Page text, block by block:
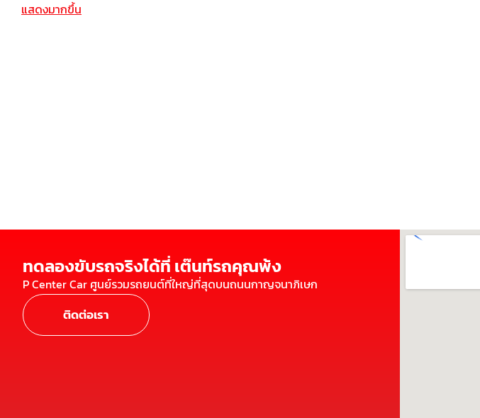
แสดงมากขึ้น
ทดลองขับรถจริงได้ที่ เต๊นท์รถคุณพ้ง
P Center Car ศูนย์รวมรถยนต์ที่ใหญ่ที่สุดบนถนนกาญจนาภิเษก
ติดต่อเรา